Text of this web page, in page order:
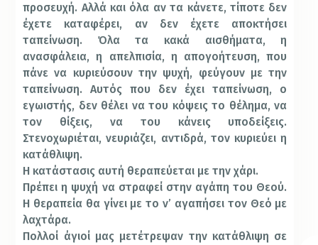
προσευχή. Αλλά και όλα αν τα κάνετε, τίποτε δεν
έχετε καταφέρει, αν δεν έχετε αποκτήσει
ταπείνωση. Όλα τα κακά αισθήματα, η
ανασφάλεια, η απελπισία, η απογοήτευση, που
πάνε να κυριεύσουν την ψυχή, φεύγουν με την
ταπείνωση. Αυτός που δεν έχει ταπείνωση, ο
εγωιστής, δεν θέλει να του κόψεις το θέλημα, να
τον θίξεις, να του κάνεις υποδείξεις.
Στενοχωριέται, νευριάζει, αντιδρά, τον κυριεύει η
κατάθλιψη.
Η κατάστασις αυτή θεραπεύεται με την χάρι.
Πρέπει η ψυχή να στραφεί στην αγάπη του Θεού.
Η θεραπεία θα γίνει με το ν’ αγαπήσει τον Θεό με
λαχτάρα.
Πολλοί άγιοί μας μετέτρεψαν την κατάθλιψη σε